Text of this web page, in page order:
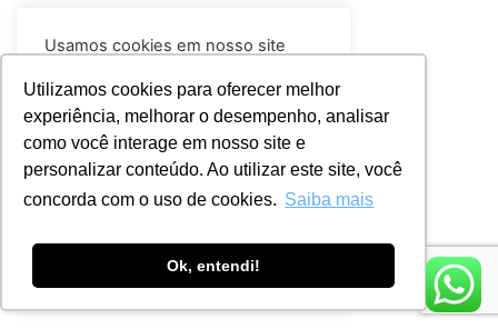
Utilizamos cookies para oferecer melhor
experiência, melhorar o desempenho, analisar
como você interage em nosso site e
personalizar conteúdo. Ao utilizar este site, você
concorda com o uso de cookies. Saiba mais
Ok, entendi!
Indorama
Usamos cookies em nosso site
relevante, lembrando suas
preferências e visitas repetidas. Ao
clicar em “Aceitar todos”, você
concorda com o uso de TODOS os
cookies.Leia mais